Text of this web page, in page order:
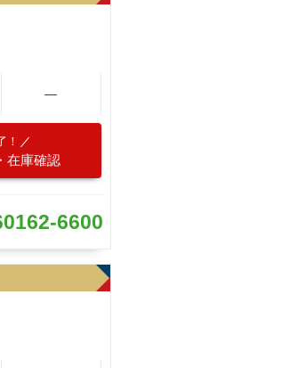
―
！
在庫確認
6600